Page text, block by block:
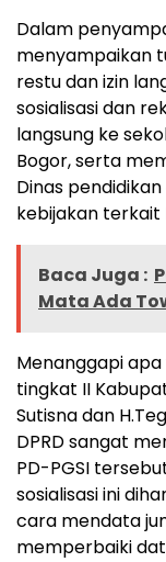
Dalam
menyampaikan
restu dan izin
sosialisasi dan
langsung ke
Bogor, serta
Dinas
kebijakan terkait
Baca Juga :
Mata Ada
Menanggapi apa
tingkat II
Sutisna dan
DPRD sangat
PD-PGSI
sosialisasi ini
cara mendata
memperbaiki